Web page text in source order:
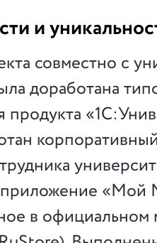
и
совместно с
доработана
продукта
приложение
в официальном